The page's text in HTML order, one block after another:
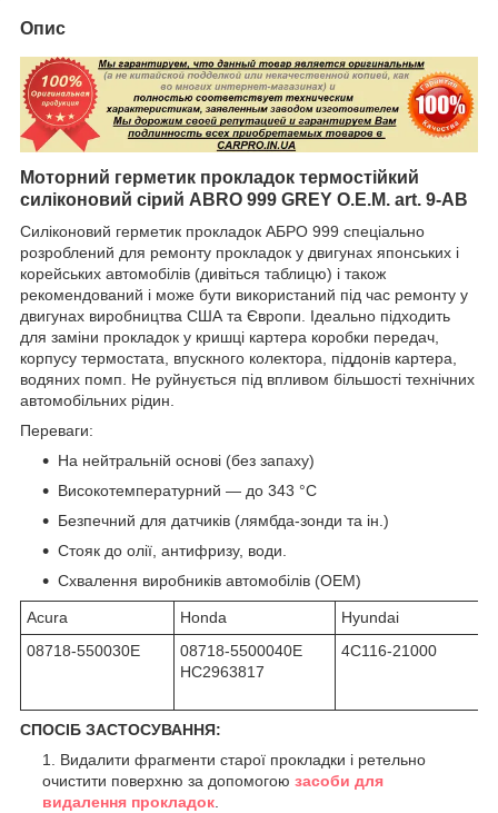
Опис
Моторний герметик прокладок термостійкий
силіконовий сірий ABRO 999 GREY O.E.M. art. 9-AB
Силіконовий герметик прокладок АБРО 999 спеціально
розроблений для ремонту прокладок у двигунах японських і
корейських автомобілів (дивіться таблицю) і також
рекомендований і може бути використаний під час ремонту у
двигунах виробництва США та Європи. Ідеально підходить
для заміни прокладок у кришці картера коробки передач,
корпусу термостата, впускного колектора, піддонів картера,
водяних помп. Не руйнується під впливом більшості технічних
автомобільних рідин.
Переваги:
На нейтральній основі (без запаху)
Високотемпературний — до 343 °C
Безпечний для датчиків (лямбда-зонди та ін.)
Стояк до олії, антифризу, води.
Схвалення виробників автомобілів (OEM)
Acura Honda
Hyundai
08718-550030E
08718-5500040E
HC2963817
4C116-21000
СПОСІБ ЗАСТОСУВАННЯ:
Видалити фрагменти старої прокладки і ретельно
очистити поверхню за допомогою засоби для
видалення прокладок